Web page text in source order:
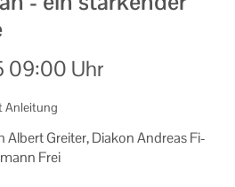
09:00 Uhr
Anleitung
Al­bert Grei­ter, Dia­kon An­dre­as Fi­
Frei
- Ostallgäu